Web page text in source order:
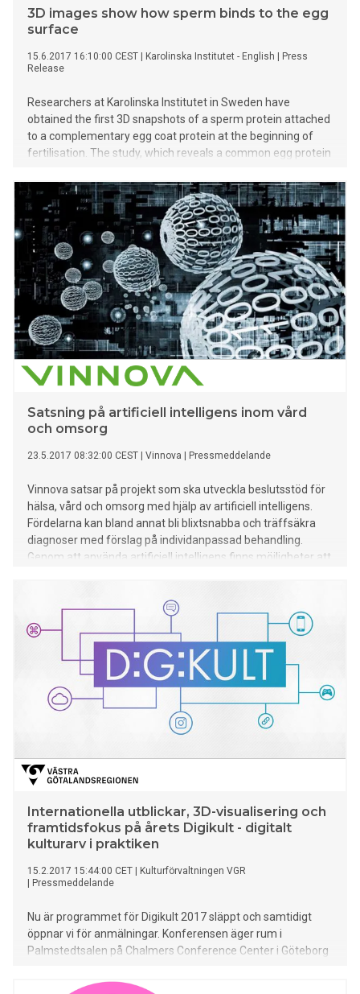
3D images show how sperm binds to the egg
surface
15.6.2017 16:10:00 CEST Karolinska Institutet - English
Press
Release
Researchers at Karolinska Institutet in Sweden have
obtained the first 3D snapshots of a sperm protein attached
to a complementary egg coat protein at the beginning of
fertilisation. The study, which reveals a common egg protein
both mollusc and mammal, is published in the respected
scientific journal Cell.
Satsning på artificiell intelligens inom vård
och omsorg
23.5.2017 08:32:00 CEST Vinnova Pressmeddelande
Vinnova satsar på projekt som ska utveckla beslutsstöd för
hälsa, vård och omsorg med hjälp av artificiell intelligens.
Fördelarna kan bland annat bli blixtsnabba och träffsäkra
diagnoser med förslag på individanpassad behandling.
Genom att använda artificiell intelligens finns möjligheter att
ett helt yrkesliv. - Det finns stor potential att förbättra hälsa,
vård och omsorg med hjälp av artificiell intelligens. Vi ser
också möjligheter till utveckling av nya produkter som kan bli
framtida exportframgångar för svenska företag, säger
Linda Swirtun, ansvarig för utlysningen på Vinnova. I
projekten som får finansiering samarbetar företag, offentlig
verksamhet och universitet i olika konstellationer: Tidig
upptäckt av Alzheimers och Parkinsons sjukdom baserat på
miljoner Projektledare: Edwin Johnson Beslutsstöd för diag
Internationella utblickar, 3D-visualisering och
framtidsfokus på årets Digikult - digitalt
kulturarv i praktiken
15.2.2017 15:44:00 CET
Kulturförvaltningen VGR
Pressmeddelande
Nu är programmet för Digikult 2017 släppt och samtidigt
öppnar vi för anmälningar. Konferensen äger rum i
Palmstedtsalen på Chalmers Conference Center i Göteborg
annat internationella utblickar, 3D-visualisering, bevarande